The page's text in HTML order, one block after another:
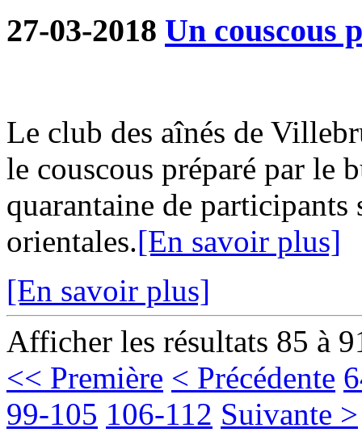
27-03-2018 Un couscous
Le club des aînés de
le couscous préparé par le
quarantaine de participants
orientales.[En savoir plus]
[En savoir plus]
Afficher les résultats 85 à
<< Première < Précédente
99-105 106-112 Suivante >